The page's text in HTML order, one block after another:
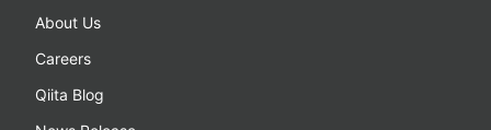
About Us
Careers
Qiita Blog